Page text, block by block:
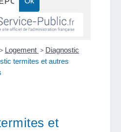
> Logement > Diagnostic
termites et autres
et